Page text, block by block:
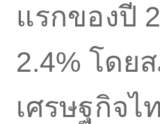
แรกของปี
2.4% โดย
เศรษฐกิจ